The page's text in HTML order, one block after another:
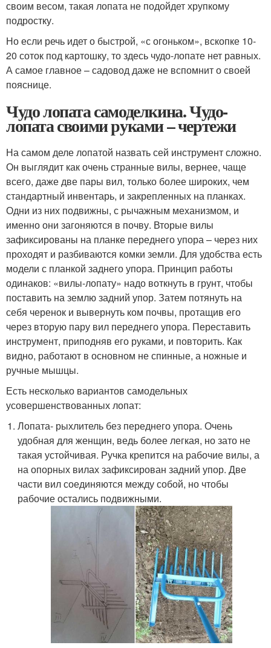
своим весом, такая лопата не подойдет хрупкому
подростку.
Но если речь идет о быстрой, «с огоньком», вскопке 10-
20 соток под картошку, то здесь чудо-лопате нет равных.
А самое главное – садовод даже не вспомнит о своей
пояснице.
Чудо лопата самоделкина. Чудо-
лопата своими руками – чертежи
На самом деле лопатой назвать сей инструмент сложно.
Он выглядит как очень странные вилы, вернее, чаще
всего, даже две пары вил, только более широких, чем
стандартный инвентарь, и закрепленных на планках.
Одни из них подвижны, с рычажным механизмом, и
именно они загоняются в почву. Вторые вилы
зафиксированы на планке переднего упора – через них
проходят и разбиваются комки земли. Для удобства есть
модели с планкой заднего упора. Принцип работы
одинаков: «вилы-лопату» надо воткнуть в грунт, чтобы
поставить на землю задний упор. Затем потянуть на
себя черенок и вывернуть ком почвы, протащив его
через вторую пару вил переднего упора. Переставить
инструмент, приподняв его руками, и повторить. Как
видно, работают в основном не спинные, а ножные и
ручные мышцы.
Есть несколько вариантов самодельных
усовершенствованных лопат:
Лопата- рыхлитель без переднего упора. Очень
удобная для женщин, ведь более легкая, но зато не
такая устойчивая. Ручка крепится на рабочие вилы, а
на опорных вилах зафиксирован задний упор. Две
части вил соединяются между собой, но чтобы
рабочие остались подвижными.